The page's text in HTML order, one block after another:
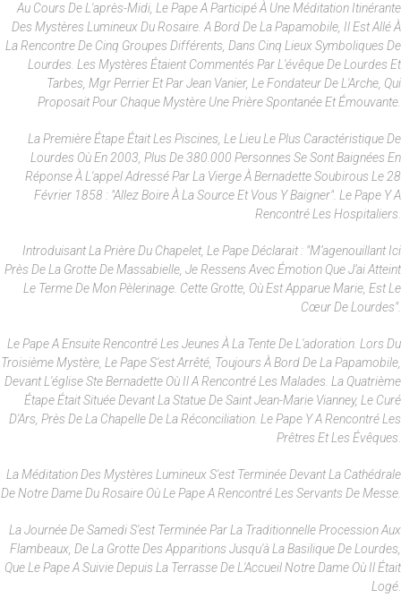
Au Cours De L'après-Midi, Le Pape A Participé À Une Méditation Itinérante
Des Mystères Lumineux Du Rosaire. A Bord De La Papamobile, Il Est Allé À
La Rencontre De Cinq Groupes Différents, Dans Cinq Lieux Symboliques De
Lourdes. Les Mystères Étaient Commentés Par L'évêque De Lourdes Et
Tarbes, Mgr Perrier Et Par Jean Vanier, Le Fondateur De L'Arche, Qui
Proposait Pour Chaque Mystère Une Prière Spontanée Et Émouvante.
La Première Étape Était Les Piscines, Le Lieu Le Plus Caractéristique De
Lourdes Où En 2003, Plus De 380.000 Personnes Se Sont Baignées En
Réponse À L'appel Adressé Par La Vierge À Bernadette Soubirous Le 28
Février 1858 : "Allez Boire À La Source Et Vous Y Baigner". Le Pape Y A
Rencontré Les Hospitaliers.
Introduisant La Prière Du Chapelet, Le Pape Déclarait : "M’agenouillant Ici
Près De La Grotte De Massabielle, Je Ressens Avec Émotion Que J’ai Atteint
Le Terme De Mon Pèlerinage. Cette Grotte, Où Est Apparue Marie, Est Le
Cœur De Lourdes".
Le Pape A Ensuite Rencontré Les Jeunes À La Tente De L'adoration. Lors Du
Troisième Mystère, Le Pape S'est Arrêté, Toujours À Bord De La Papamobile,
Devant L'église Ste Bernadette Où Il A Rencontré Les Malades. La Quatrième
Étape Était Située Devant La Statue De Saint Jean-Marie Vianney, Le Curé
D'Ars, Près De La Chapelle De La Réconciliation. Le Pape Y A Rencontré Les
Prêtres Et Les Évêques.
La Méditation Des Mystères Lumineux S'est Terminée Devant La Cathédrale
De Notre Dame Du Rosaire Où Le Pape A Rencontré Les Servants De Messe.
La Journée De Samedi S'est Terminée Par La Traditionnelle Procession Aux
Flambeaux, De La Grotte Des Apparitions Jusqu'à La Basilique De Lourdes,
Que Le Pape A Suivie Depuis La Terrasse De L'Accueil Notre Dame Où Il Était
Logé.